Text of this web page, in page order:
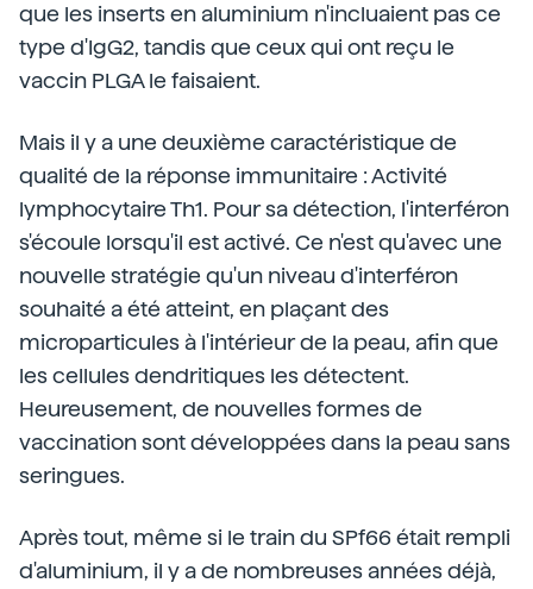
que les inserts en aluminium n'incluaient pas ce
type d'IgG2, tandis que ceux qui ont reçu le
vaccin PLGA le faisaient.
Mais il y a une deuxième caractéristique de
qualité de la réponse immunitaire : Activité
lymphocytaire Th1. Pour sa détection, l'interféron
s'écoule lorsqu'il est activé. Ce n'est qu'avec une
nouvelle stratégie qu'un niveau d'interféron
souhaité a été atteint, en plaçant des
microparticules à l'intérieur de la peau, afin que
les cellules dendritiques les détectent.
Heureusement, de nouvelles formes de
vaccination sont développées dans la peau sans
seringues.
Après tout, même si le train du SPf66 était rempli
d'aluminium, il y a de nombreuses années déjà,